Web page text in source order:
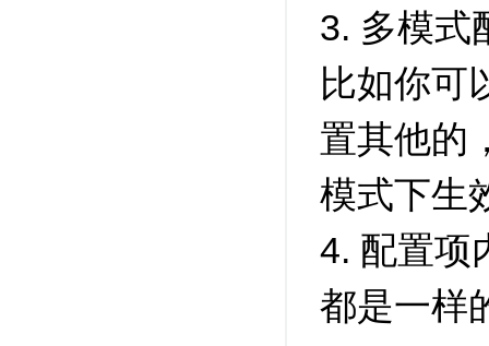
3. 多模式
比如你可
置其他的
模式下生
4. 配置项
都是一样